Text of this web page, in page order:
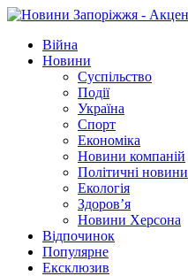
Війна
Новини
Суспільство
Події
Україна
Спорт
Економіка
Новини компаній
Політичні новини
Екологія
Здоров’я
Новини Херсона
Відпочинок
Популярне
Ексклюзив